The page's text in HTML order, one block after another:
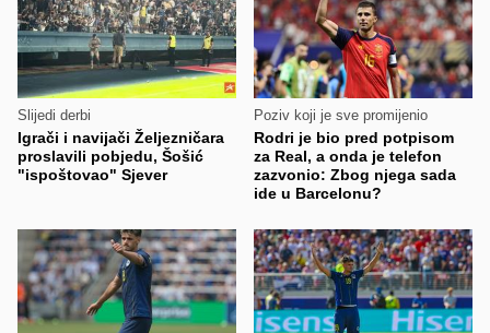
Slijedi derbi
Igrači i navijači Željezničara
proslavili pobjedu, Šošić
"ispoštovao" Sjever
Poziv koji je sve promijenio
Rodri je bio pred potpisom
za Real, a onda je telefon
zazvonio: Zbog njega sada
ide u Barcelonu?